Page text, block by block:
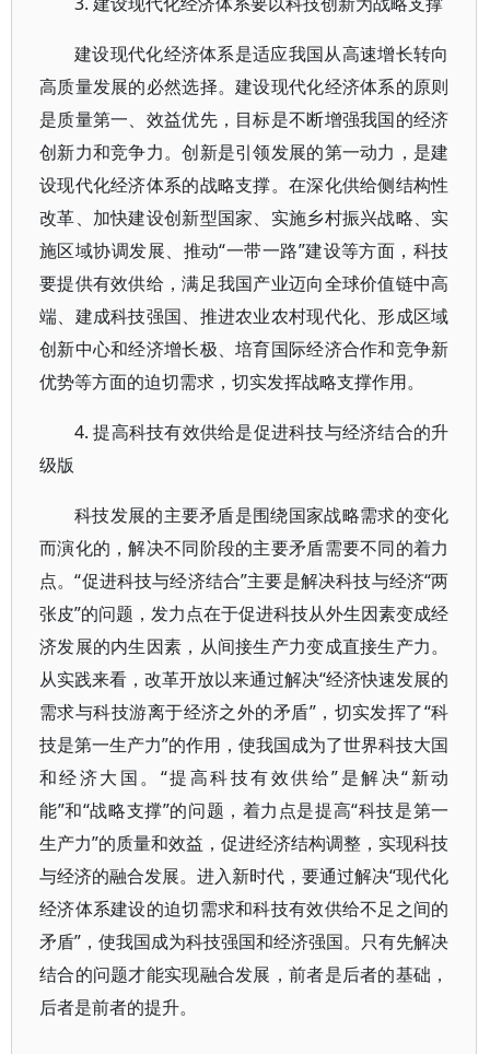
建设现代化经济体系是适应我国从高速增长转向
高质量发展的必然选择。建设现代化经济体系的原则
是质量第一、效益优先，目标是不断增强我国的经济
创新力和竞争力。创新是引领发展的第一动力，是建
设现代化经济体系的战略支撑。在深化供给侧结构性
改革、加快建设创新型国家、实施乡村振兴战略、实
施区域协调发展、推动“一带一路”建设等方面，科技
要提供有效供给，满足我国产业迈向全球价值链中高
端、建成科技强国、推进农业农村现代化、形成区域
创新中心和经济增长极、培育国际经济合作和竞争新
优势等方面的迫切需求，切实发挥战略支撑作用。
4. 提高科技有效供给是促进科技与经济结合的升
级版
科技发展的主要矛盾是围绕国家战略需求的变化
而演化的，解决不同阶段的主要矛盾需要不同的着力
点。“促进科技与经济结合”主要是解决科技与经济“两
张皮”的问题，发力点在于促进科技从外生因素变成经
济发展的内生因素，从间接生产力变成直接生产力。
从实践来看，改革开放以来通过解决“经济快速发展的
需求与科技游离于经济之外的矛盾”，切实发挥了“科
技是第一生产力”的作用，使我国成为了世界科技大国
和经济大国。“提高科技有效供给”是解决“新动
能”和“战略支撑”的问题，着力点是提高“科技是第一
生产力”的质量和效益，促进经济结构调整，实现科技
与经济的融合发展。进入新时代，要通过解决“现代化
经济体系建设的迫切需求和科技有效供给不足之间的
矛盾”，使我国成为科技强国和经济强国。只有先解决
结合的问题才能实现融合发展，前者是后者的基础，
后者是前者的提升。